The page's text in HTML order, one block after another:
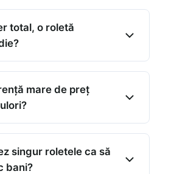
total, o roletă
mare de preț
singur roletele ca să
bani?